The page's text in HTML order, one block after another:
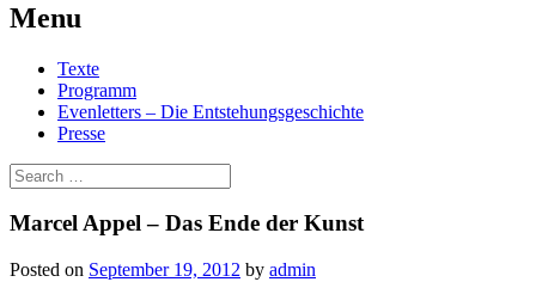
Menu
Skip
content
Texte
Programm
Evenletters – Die Entstehungsgeschichte
Presse
Search
for:
Marcel Appel – Das Ende der Kunst
Posted on September 19, 2012 by admin